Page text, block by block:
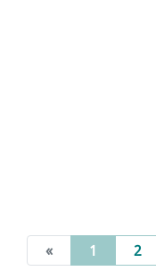
« 1 (current)
2